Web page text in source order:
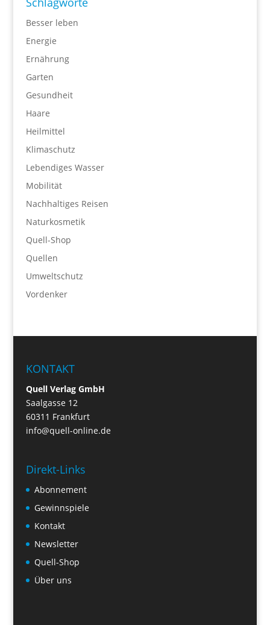
Besser leben
Energie
Ernährung
Garten
Gesundheit
Haare
Heilmittel
Klimaschutz
Lebendiges Wasser
Mobilität
Nachhaltiges Reisen
Naturkosmetik
Quell-Shop
Quellen
Umweltschutz
Vordenker
KONTAKT
Quell Verlag GmbH
Saalgasse 12
60311 Frankfurt
info@quell-online.de
Direkt-Links
Abonnement
Gewinnspiele
Kontakt
Newsletter
Quell-Shop
Über uns